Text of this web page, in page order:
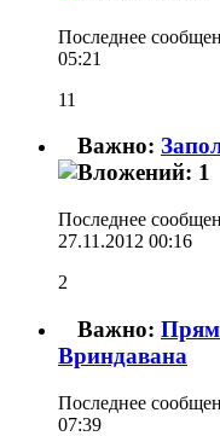
Последнее
05:21
11
Важно:
Последнее
27.11.2012 00:16
2
Важно:
Вриндавана
Последнее
07:39